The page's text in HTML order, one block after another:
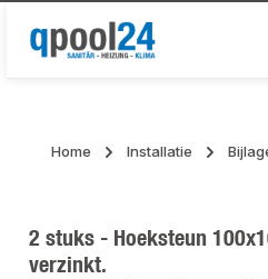
Ga naar de hoofdinhoud
Home Installatie
2 stuks - Hoeksteun
verzinkt.